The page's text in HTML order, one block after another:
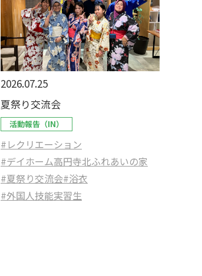
2026.07.25
夏祭り交流会
活動報告（IN）
#レクリエーション
#デイホーム高円寺北ふれあいの家
#夏祭り交流会#浴衣
#外国人技能実習生